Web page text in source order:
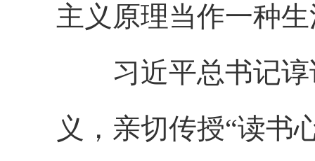
主义原理当作一种
习近平总书记谆
义，亲切传授“读书